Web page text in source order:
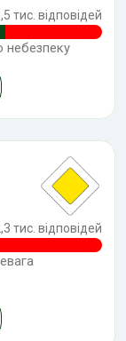
тис. відповідей
небезпеку
тис. відповідей